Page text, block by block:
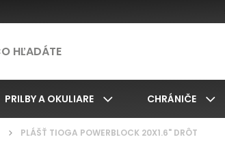
PRILBY A OKULIARE CHRÁNIČE
/ PLÁŠŤ TIOGA POWERBLOCK 20X1.6" DRÔT